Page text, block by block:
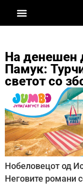
На денешен
Памук:
светот со
Нобеловецот од
Неговите романи